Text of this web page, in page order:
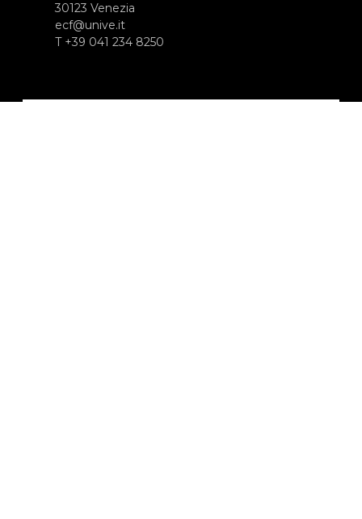
30123 Venezia
ecf@unive.it
T +39 041 234 8250